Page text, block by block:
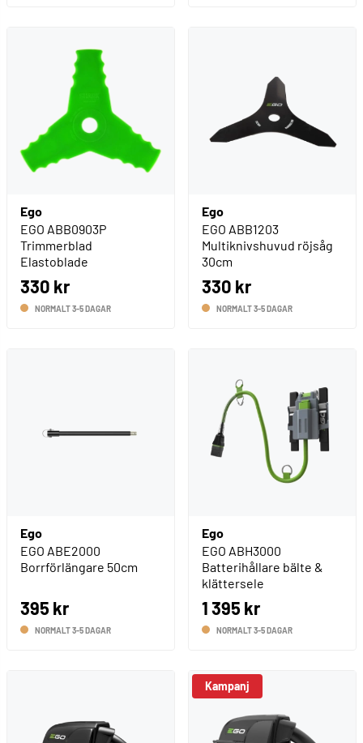
Ego
EGO ABB0903P
Trimmerblad
Elastoblade
330 kr
NORMALT 3-5 DAGAR
Ego
EGO ABB1203
Multiknivshuvud röjsåg
30cm
330 kr
NORMALT 3-5 DAGAR
Ego
EGO ABE2000
Borrförlängare 50cm
395 kr
NORMALT 3-5 DAGAR
Ego
EGO ABH3000
Batterihållare bälte &
klättersele
1 395 kr
NORMALT 3-5 DAGAR
Kampanj